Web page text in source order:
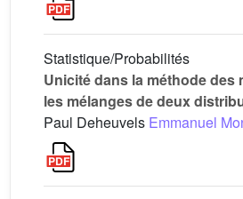
Statistique/Probabilités
Unicité dans la méthode des
les mélanges de deux
Paul Deheuvels Emmanuel